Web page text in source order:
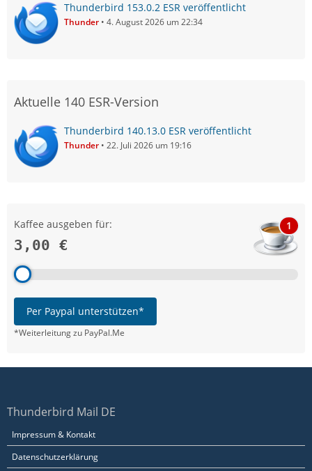
Thunderbird 153.0.2 ESR veröffentlicht
Thunder 4. August 2026 um 22:34
Aktuelle 140 ESR-Version
Thunderbird 140.13.0 ESR veröffentlicht
Thunder 22. Juli 2026 um 19:16
Kaffee ausgeben für:
3,00 €
1
Per Paypal unterstützen*
*Weiterleitung zu PayPal.Me
Thunderbird Mail DE
Impressum & Kontakt
Datenschutzerklärung